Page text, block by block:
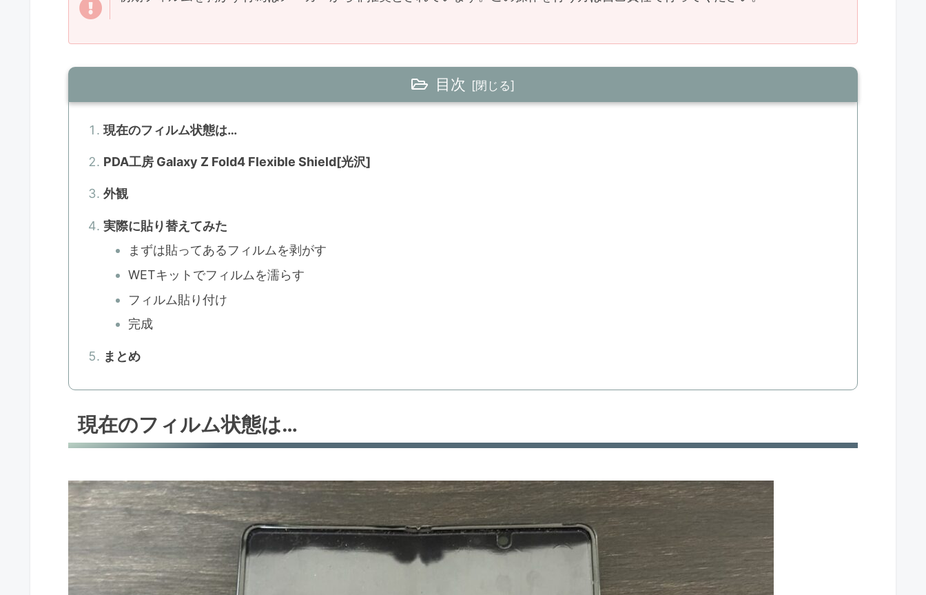
目次
現在のフィルム状態は…
PDA工房 Galaxy Z Fold4 Flexible Shield[光沢]
外観
実際に貼り替えてみた
まずは貼ってあるフィルムを剥がす
WETキットでフィルムを濡らす
フィルム貼り付け
完成
まとめ
現在のフィルム状態は…